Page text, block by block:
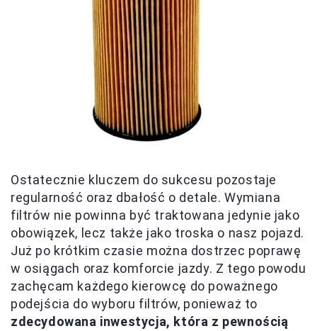
Ostatecznie kluczem do sukcesu pozostaje
regularność oraz dbałość o detale. Wymiana
filtrów nie powinna być traktowana jedynie jako
obowiązek, lecz także jako troska o nasz pojazd.
Już po krótkim czasie można dostrzec poprawę
w osiągach oraz komforcie jazdy. Z tego powodu
zachęcam każdego kierowcę do poważnego
podejścia do wyboru filtrów, ponieważ to
zdecydowana inwestycja, która z pewnością